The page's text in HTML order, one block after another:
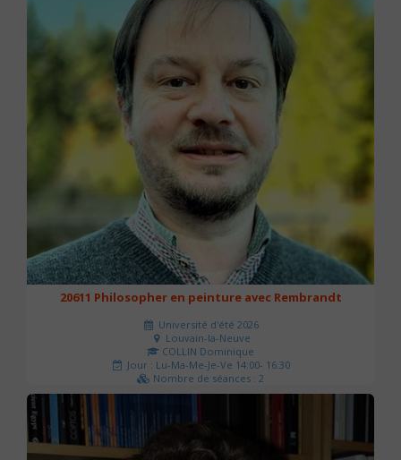
20611 Philosopher en peinture avec Rembrandt
Université d'été 2026
Louvain-la-Neuve
COLLIN Dominique
Jour : Lu-Ma-Me-Je-Ve 14:00- 16:30
Nombre de séances : 2
51 €